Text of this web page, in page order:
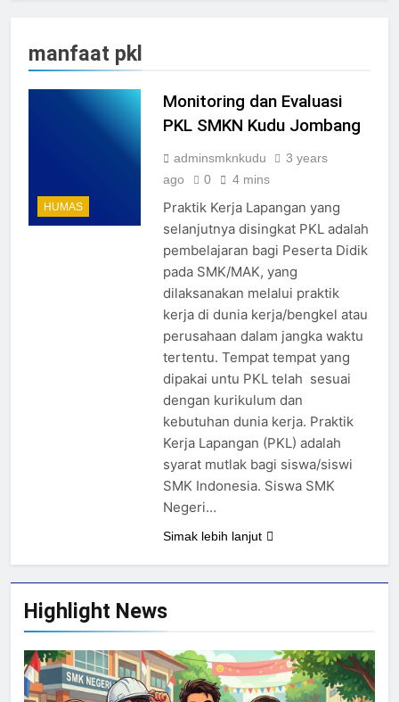
Highlight News
manfaat pkl
HUMAS
Monitoring dan Evaluasi
PKL SMKN Kudu Jombang
adminsmknkudu
3 years
ago
0 4 mins
Praktik Kerja Lapangan yang
selanjutnya disingkat PKL adalah
pembelajaran bagi Peserta Didik
pada SMK/MAK, yang
dilaksanakan melalui praktik
kerja di dunia kerja/bengkel atau
perusahaan dalam jangka waktu
tertentu. Tempat tempat yang
dipakai untu PKL telah sesuai
dengan kurikulum dan
kebutuhan dunia kerja. Praktik
Kerja Lapangan (PKL) adalah
syarat mutlak bagi siswa/siswi
SMK Indonesia. Siswa SMK
Negeri…
Simak lebih lanjut